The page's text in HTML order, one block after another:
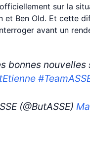
sur la
et Ben Old. Et cette
avant un
bonnes
(@ButASSE)